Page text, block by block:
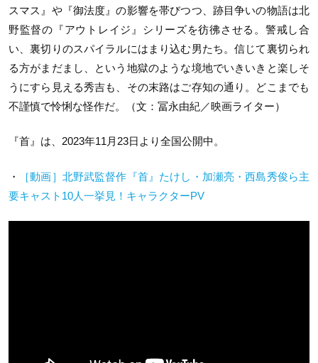
スマス』や『御法度』の影響を帯びつつ、跡目争いの物語は北
野監督の『アウトレイジ』シリーズを彷彿させる。警戒し合
い、裏切りのスパイラルにはまり込む男たち。信じて裏切られ
る方がまだまし、という地獄のような境地でいきいきと楽しそ
うにすら見える秀吉も、その末路はご存知の通り。どこまでも
不謹慎で怜悧な怪作だ。（文：冨永由紀／映画ライター）
『首』は、2023年11月23日より全国公開中。
・
［動画］北野武監督作『首』たけし・加瀬亮・西島秀俊ら主
要キャスト10人一挙見！キャラクターPV